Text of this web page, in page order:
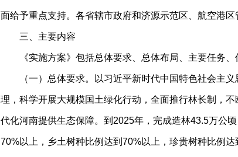
面给予重点支持。各省辖市政府和济源示范区、航空港区
三、主要内容
《实施方案》包括总体要求、总体布局、主要任务、
（一）总体要求。以习近平新时代中国特色社会主
理，科学开展大规模国土绿化行动，全面推行林长制，
代化河南提供生态保障。到2025年，完成造林43.5万公
70%以上，乡土树种比例达到70%以上，珍贵树种比例